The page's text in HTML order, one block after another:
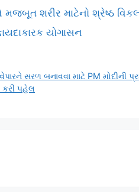
શરીર માટેનો શ્રેષ્ઠ
યોગાસન
સરળ બનાવવા માટે PM મોદીની
કરી પહેલ